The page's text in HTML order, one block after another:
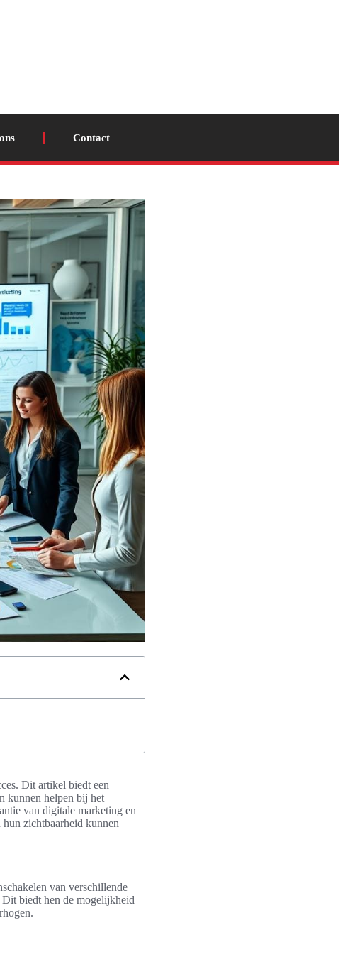
Contact
Dit artikel biedt een
kunnen helpen bij het
van digitale marketing en
zichtbaarheid kunnen
van verschillende
biedt hen de mogelijkheid